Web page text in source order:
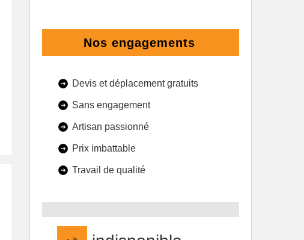
Nos engagements
Devis et déplacement gratuits
Sans engagement
Artisan passionné
Prix imbattable
Travail de qualité